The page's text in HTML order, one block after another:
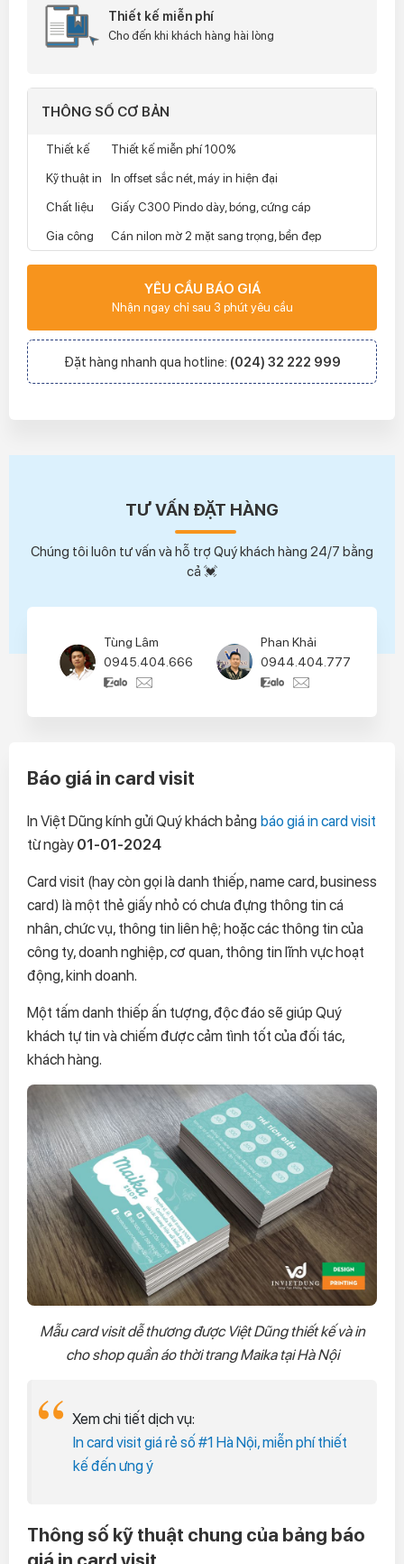
Thiết kế miễn phí
Cho đến khi khách hàng hài lòng
THÔNG SỐ CƠ BẢN
Thiết kế
Thiết kế miễn phí 100%
Kỹ thuật in
In offset sắc nét, máy in hiện đại
Chất liệu
Giấy C300 Pindo dày, bóng, cứng cáp
Gia công
Cán nilon mờ 2 mặt sang trọng, bền đẹp
YÊU CẦU BÁO GIÁ
Nhận ngay chỉ sau 3 phút yêu cầu
Đặt hàng nhanh qua hotline: (024) 32 222 999
TƯ VẤN ĐẶT HÀNG
Chúng tôi luôn tư vấn và hỗ trợ Quý khách hàng 24/7 bằng
cả 💓
Tùng Lâm
0945.404.666
Phan Khải
0944.404.777
Báo giá in card visit
In Việt Dũng kính gửi Quý khách bảng báo giá in card visit
từ ngày 01-01-2024
Card visit (hay còn gọi là danh thiếp, name card, business
card) là một thẻ giấy nhỏ có chưa đựng thông tin cá
nhân, chức vụ, thông tin liên hệ; hoặc các thông tin của
công ty, doanh nghiệp, cơ quan, thông tin lĩnh vực hoạt
động, kinh doanh.
Một tấm danh thiếp ấn tượng, độc đáo sẽ giúp Quý
khách tự tin và chiếm được cảm tình tốt của đối tác,
khách hàng.
Mẫu card visit dễ thương được Việt Dũng thiết kế và in
cho shop quần áo thời trang Maika tại Hà Nội
Xem chi tiết dịch vụ:
In card visit giá rẻ số #1 Hà Nội, miễn phí thiết
kế đến ưng ý
Thông số kỹ thuật chung của bảng báo